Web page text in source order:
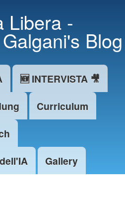
Libera -
Blog
🆕 INTERVISTA 🎥
Curriculum
Gallery